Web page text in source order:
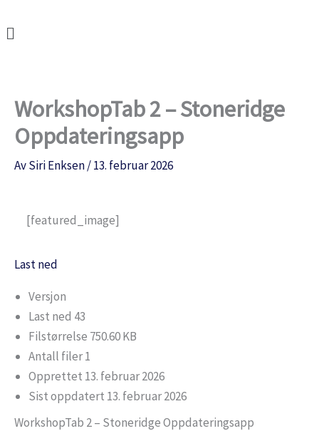
rett
Meny
WorkshopTab 2 – Stoneridge
Oppdateringsapp
AvSiri Enksen/13. februar 2026
[featured_image]
Last ned
Versjon
Last ned 43
Filstørrelse 750.60 KB
Antall filer1
Opprettet 13. februar 2026
Sist oppdatert 13. februar 2026
WorkshopTab 2 – Stoneridge Oppdateringsapp